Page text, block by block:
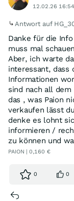
12.02.26
Antwort auf
Danke für die
muss mal
Aber, ich warte
interessant, dass
Informationen
sind nach all
das , was Paion
verkaufen lässt
denke es lohnt
informieren /
zu können und
PAION | 0,160 €
0 0